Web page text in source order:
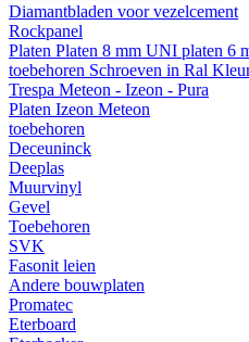
Diamantbladen voor vezelcement
Rockpanel
Platen Platen 8 mm UNI platen 6
toebehoren Schroeven in Ral
Trespa Meteon - Izeon - Pura
Platen Izeon Meteon
toebehoren
Deceuninck
Deeplas
Muurvinyl
Gevel
Toebehoren
SVK
Fasonit leien
Andere bouwplaten
Promatec
Eterboard